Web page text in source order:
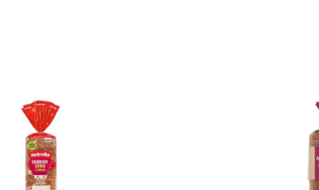
ingredientes que garantem sua qualidade e
bem.